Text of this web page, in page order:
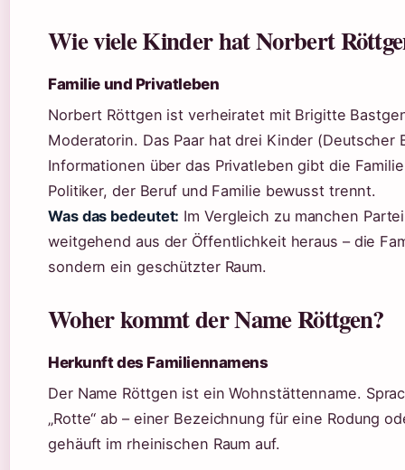
Wie viele Kinder hat Norbert
Familie und Privatleben
Norbert Röttgen ist verheiratet mit Brigitte
Moderatorin. Das Paar hat drei Kinder
Informationen über das Privatleben gibt die
Politiker, der Beruf und Familie bewusst trennt.
Was das bedeutet: Im Vergleich zu manchen
weitgehend aus der Öffentlichkeit heraus – die
sondern ein geschützter Raum.
Woher kommt der Name Röttgen?
Herkunft des Familiennamens
Der Name Röttgen ist ein Wohnstättenname.
„Rotte“ ab – einer Bezeichnung für eine Rodung
gehäuft im rheinischen Raum auf.